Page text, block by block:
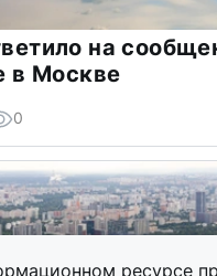
ресурсе
на
в Москве
0